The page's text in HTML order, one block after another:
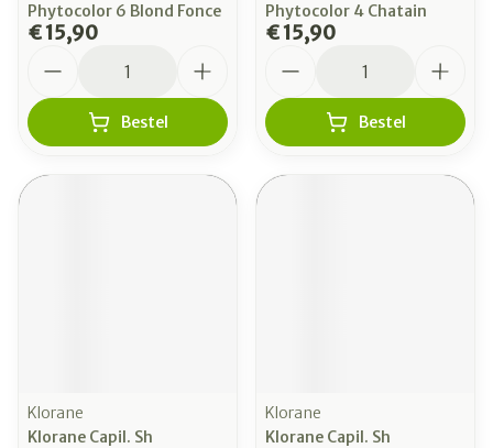
Phytocolor 6 Blond Fonce
€ 15,90
Bestel
Phytocolor 4 Chatain
€ 15,90
Bestel
Klorane
Klorane Capil. Sh
Klorane
Klorane Capil. Sh